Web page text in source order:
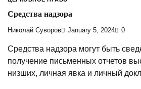
Средства надзора
Николай Суворов January 5, 2024 0
Средства надзора могут быть
получение письменных отчетов
низших, личная явка и личный